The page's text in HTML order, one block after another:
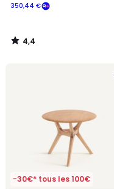
350,44 €
4,4
/
-30€* tous les 100€